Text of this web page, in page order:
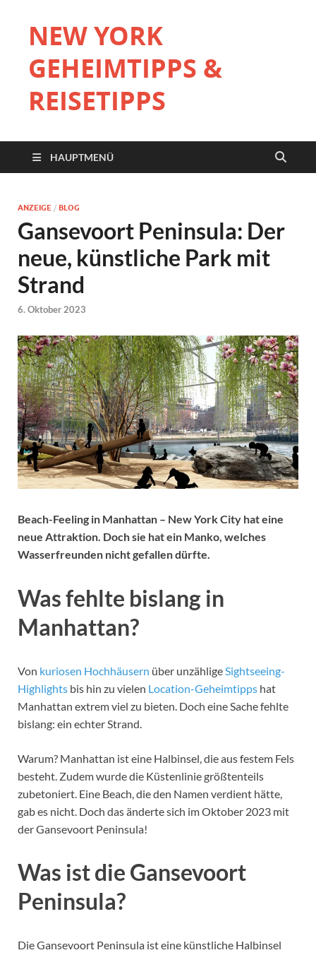
NEW YORK
GEHEIMTIPPS &
REISETIPPS
HAUPTMENÜ
ANZEIGE / BLOG
Gansevoort Peninsula: Der
neue, künstliche Park mit
Strand
6. Oktober 2023
Beach-Feeling in Manhattan – New York City hat eine
neue Attraktion. Doch sie hat ein Manko, welches
Wasserfreunden nicht gefallen dürfte.
Was fehlte bislang in
Manhattan?
Von kuriosen Hochhäusern über unzählige Sightseeing-
Highlights bis hin zu vielen Location-Geheimtipps hat
Manhattan extrem viel zu bieten. Doch eine Sache fehlte
bislang: ein echter Strand.
Warum? Manhattan ist eine Halbinsel, die aus festem Fels
besteht. Zudem wurde die Küstenlinie größtenteils
zubetoniert. Eine Beach, die den Namen verdient hätte,
gab es nicht. Doch das änderte sich im Oktober 2023 mit
der Gansevoort Peninsula!
Was ist die Gansevoort
Peninsula?
Die Gansevoort Peninsula ist eine künstliche Halbinsel